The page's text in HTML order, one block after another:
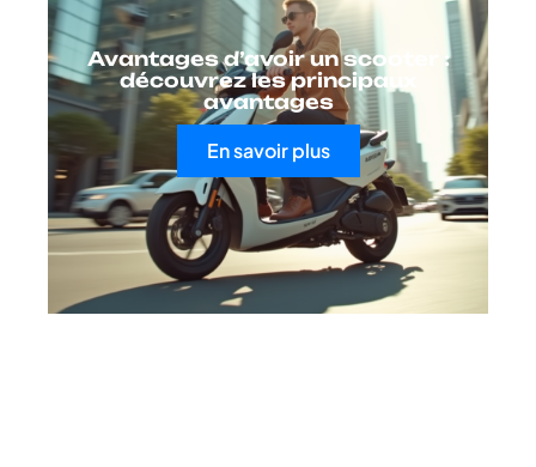
Avantages d’avoir un scooter :
découvrez les principaux
avantages
En savoir plus